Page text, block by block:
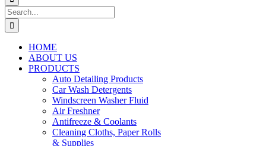
Search
for:
HOME
ABOUT US
PRODUCTS
Auto Detailing Products
Car Wash Detergents
Windscreen Washer Fluid
Air Freshner
Antifreeze & Coolants
Cleaning Cloths, Paper Rolls
& Supplies